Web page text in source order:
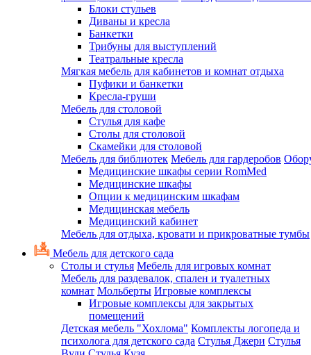
Блоки стульев
Диваны и кресла
Банкетки
Трибуны для выступлений
Театральные кресла
Мягкая мебель для кабинетов и комнат отдыха
Пуфики и банкетки
Кресла-груши
Мебель для столовой
Cтулья для кафе
Cтолы для столовой
Скамейки для столовой
Мебель для библиотек Мебель для гардеробов
Медицинские шкафы серии RomMed
Медицинские шкафы
Опции к медицинским шкафам
Медицинская мебель
Медицинский кабинет
Мебель для отдыха, кровати и прикроватные тумбы
Мебель для детского сада
Столы и стулья Мебель для игровых комнат
Мебель для раздевалок, спален и туалетных
комнат Мольберты Игровые комплексы
Игровые комплексы для закрытых
помещений
Детская мебель "Хохлома" Комплекты логопеда и
психолога для детского сада Стулья Джери Стулья